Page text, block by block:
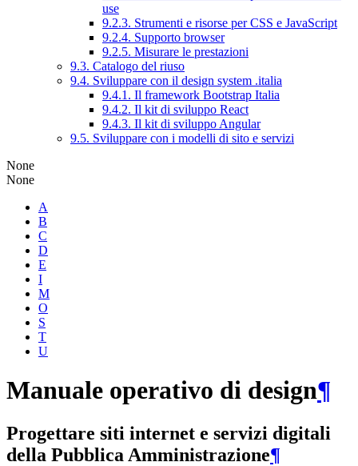
use
9.2.3. Strumenti e risorse per CSS e JavaScript
9.2.4. Supporto browser
9.2.5. Misurare le prestazioni
9.3. Catalogo del riuso
9.4. Sviluppare con il design system .italia
9.4.1. Il framework Bootstrap Italia
9.4.2. Il kit di sviluppo React
9.4.3. Il kit di sviluppo Angular
9.5. Sviluppare con i modelli di sito e servizi
None
None
A
B
C
D
E
I
M
O
S
T
U
Manuale operativo di design¶
Progettare siti internet e servizi digitali
della Pubblica Amministrazione¶